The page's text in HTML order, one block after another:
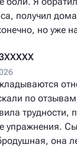
получил
но уже
по
упражнения.
она